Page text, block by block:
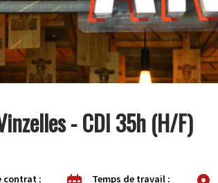
- CDI 35h (H/F)
contrat :
Temps de travail :